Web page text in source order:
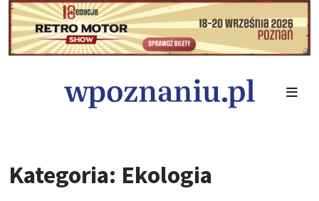
Kategoria: Ekologia